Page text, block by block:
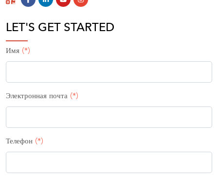
LET'S GET STARTED
Имя (*)
Электронная почта (*)
Телефон (*)